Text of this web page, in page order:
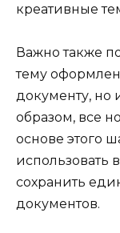
креативные
Важно также
тему
документу, но
образом, все
основе этого
использовать
сохранить
документов.